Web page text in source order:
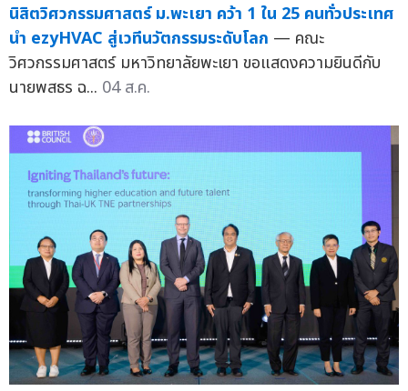
นิสิตวิศวกรรมศาสตร์ ม.พะเยา คว้า 1 ใน 25 คนทั่วประเทศ
นำ ezyHVAC สู่เวทีนวัตกรรมระดับโลก — คณะ
วิศวกรรมศาสตร์ มหาวิทยาลัยพะเยา ขอแสดงความยินดีกับ
นายพสธร ฉ... 04 ส.ค.